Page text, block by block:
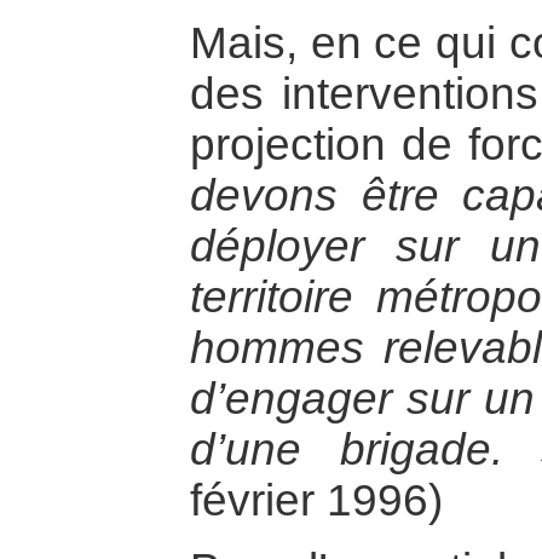
Mais, en ce qui
des
projection de
devons être
déployer sur
territoire
hommes
d’engager sur
d’une brigade.
février 1996)